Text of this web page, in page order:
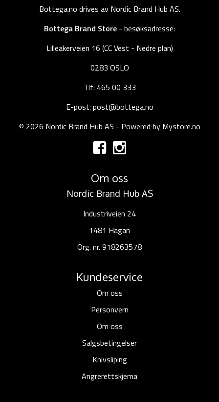
Bottega.no drives av Nordic Brand Hub AS.
Bottega Brand Store - besøksadresse:
Lilleakerveien 16 (CC Vest - Nedre plan)
0283 OSLO
Tlf: 465 00 333
E-post: post@bottega.no
© 2026 Nordic Brand Hub AS - Powered by Mystore.no
Om oss
Nordic Brand Hub AS
Industriveien 24
1481 Hagan
Org. nr. 918263578
Kundeservice
Om oss
Personvern
Om oss
Salgsbetingelser
Knivsliping
Angrerettskjema